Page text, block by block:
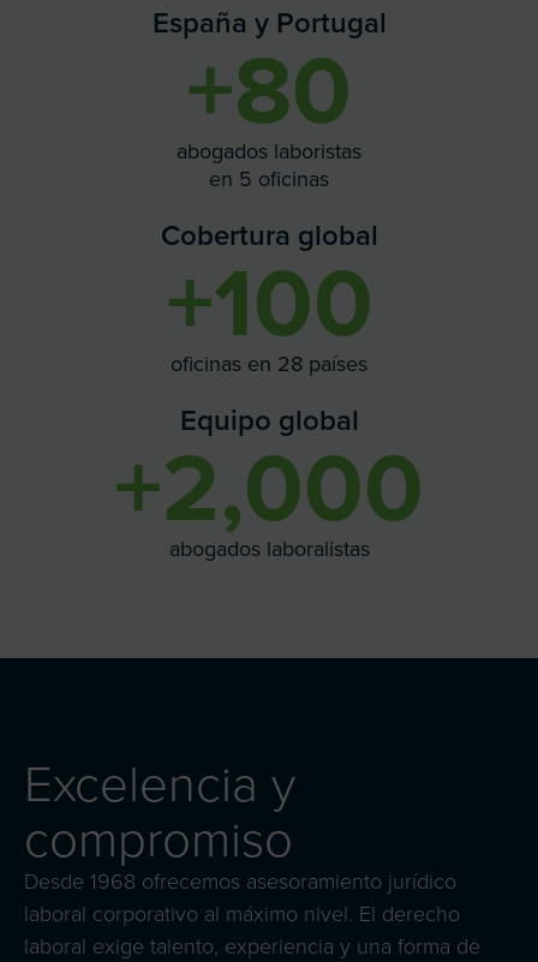
España y Portugal
abogados laboristas
en 5 oficinas
+80
Cobertura global
oficinas en 28 países
+100
Equipo global
abogados laboralistas
+2,000
Excelencia y
compromiso
Desde 1968 ofrecemos asesoramiento jurídico
laboral corporativo al máximo nivel. El derecho
laboral exige talento, experiencia y una forma de